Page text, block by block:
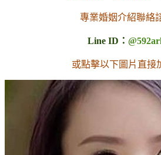
專業婚姻介紹聯絡
Line ID：
或點擊以下圖片直接